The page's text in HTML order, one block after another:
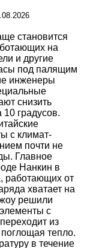
становится
на
и другие
под палящим
инженеры
снизить
градусов.
с климат-
почти не
Главное
Нанкин в
работающих от
хватает на
решили
с
из
тепло.
в течение